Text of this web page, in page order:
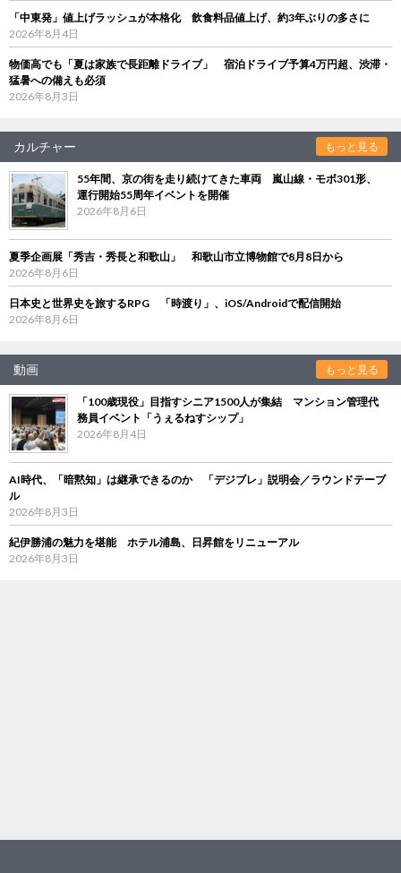
「中東発」値上げラッシュが本格化 飲食料品値上げ、約3年ぶりの多さに
2026年8月4日
物価高でも「夏は家族で長距離ドライブ」 宿泊ドライブ予算4万円超、渋滞・
猛暑への備えも必須
2026年8月3日
カルチャー もっと見る
55年間、京の街を走り続けてきた車両 嵐山線・モボ301形、
運行開始55周年イベントを開催
2026年8月6日
夏季企画展「秀吉・秀長と和歌山」 和歌山市立博物館で8月8日から
2026年8月6日
日本史と世界史を旅するRPG 「時渡り」、iOS/Androidで配信開始
2026年8月6日
動画 もっと見る
「100歳現役」目指すシニア1500人が集結 マンション管理代
務員イベント「うぇるねすシップ」
2026年8月4日
AI時代、「暗黙知」は継承できるのか 「デジブレ」説明会／ラウンドテーブ
ル
2026年8月3日
紀伊勝浦の魅力を堪能 ホテル浦島、日昇館をリニューアル
2026年8月3日